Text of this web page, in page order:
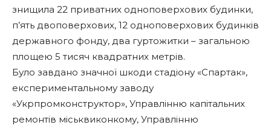
знищила 22 приватних одноповерхових будинки,
п’ять двоповерхових, 12 одноповерхових будинків
державного фонду, два гуртожитки – загальною
площею 5 тисяч квадратних метрів.
Було завдано значної шкоди стадіону «Спартак»,
експериментальному заводу
«Укрпромконструктор», Управлінню капітальних
ремонтів міськвиконкому, Управлінню